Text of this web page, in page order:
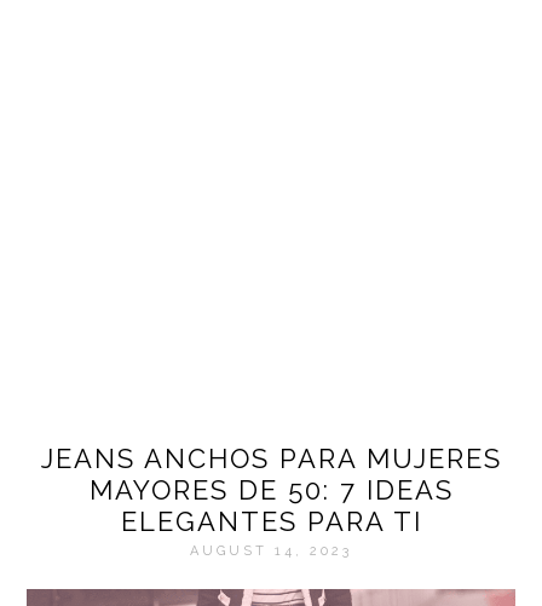
JEANS ANCHOS PARA MUJERES
MAYORES DE 50: 7 IDEAS
ELEGANTES PARA TI
AUGUST 14, 2023